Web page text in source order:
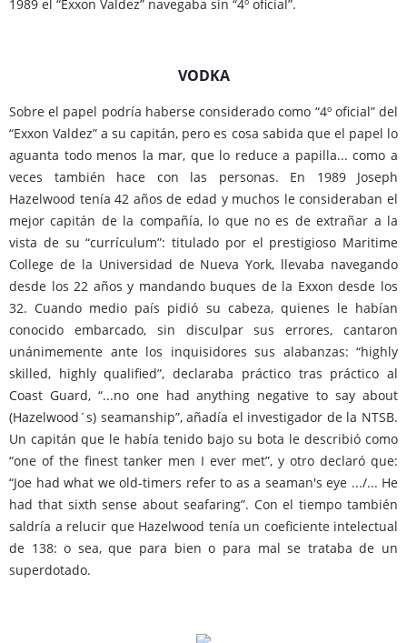
1989 el “Exxon Valdez” navegaba sin “4º oficial”.
VODKA
Sobre el papel podría haberse considerado como “4º oficial” del
“Exxon Valdez” a su capitán, pero es cosa sabida que el papel lo
aguanta todo menos la mar, que lo reduce a papilla... como a
veces también hace con las personas. En 1989 Joseph
Hazelwood tenía 42 años de edad y muchos le consideraban el
mejor capitán de la compañía, lo que no es de extrañar a la
vista de su “currículum”: titulado por el prestigioso Maritime
College de la Universidad de Nueva York, llevaba navegando
desde los 22 años y mandando buques de la Exxon desde los
32. Cuando medio país pidió su cabeza, quienes le habían
conocido embarcado, sin disculpar sus errores, cantaron
unánimemente ante los inquisidores sus alabanzas: “highly
skilled, highly qualified”, declaraba práctico tras práctico al
Coast Guard, “...no one had anything negative to say about
(Hazelwood´s) seamanship”, añadía el investigador de la NTSB.
Un capitán que le había tenido bajo su bota le describió como
“one of the finest tanker men I ever met”, y otro declaró que:
“Joe had what we old-timers refer to as a seaman's eye .../... He
had that sixth sense about seafaring”. Con el tiempo también
saldría a relucir que Hazelwood tenía un coeficiente intelectual
de 138: o sea, que para bien o para mal se trataba de un
superdotado.